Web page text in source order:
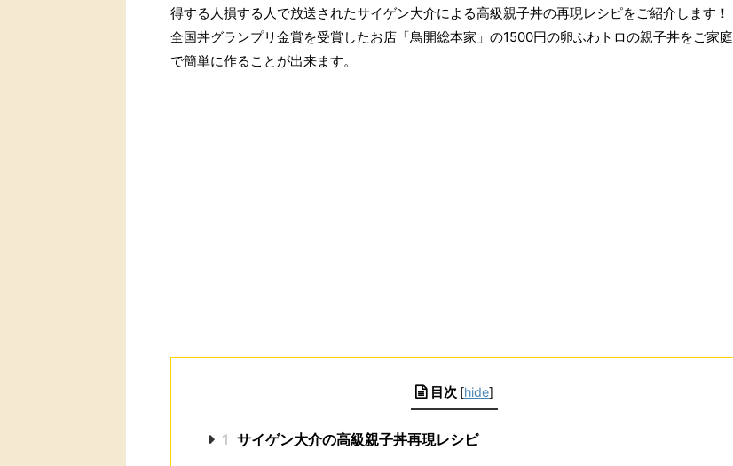
得する人損する人で放送されたサイゲン大介による高級親子丼の再現レシピをご紹介します！
全国丼グランプリ金賞を受賞したお店「鳥開総本家」の1500円の卵ふわトロの親子丼をご家庭
で簡単に作ることが出来ます。
目次 [hide]
1 サイゲン大介の高級親子丼再現レシピ